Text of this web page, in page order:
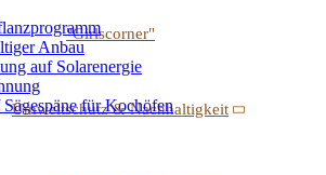
"Girlscorner"
Umweltschutz & Nachhaltigkeit
Anbau
auf Solarenergie
Sägespäne für Kochöfen